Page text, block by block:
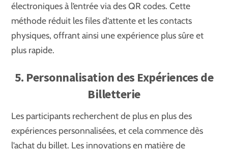
électroniques à l’entrée via des QR codes. Cette
méthode réduit les files d’attente et les contacts
physiques, offrant ainsi une expérience plus sûre et
plus rapide.
5. Personnalisation des Expériences de
Billetterie
Les participants recherchent de plus en plus des
expériences personnalisées, et cela commence dès
l’achat du billet. Les innovations en matière de